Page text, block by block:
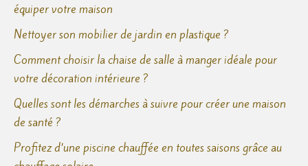
équiper votre maison
Nettoyer son mobilier de jardin en plastique ?
Comment choisir la chaise de salle à manger idéale pour
votre décoration intérieure ?
Quelles sont les démarches à suivre pour créer une maison
de santé ?
Profitez d’une piscine chauffée en toutes saisons grâce au